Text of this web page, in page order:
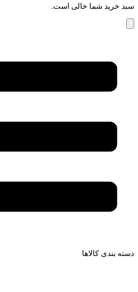
سبد خرید شما خالی است.
دسته بندی کالاها